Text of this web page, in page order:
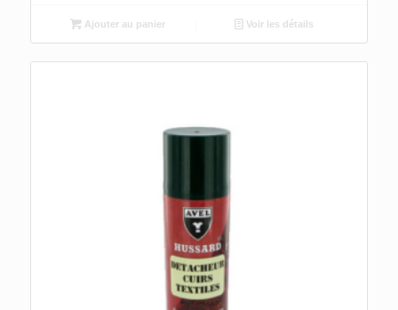
Ajouter au panier Voir les détails